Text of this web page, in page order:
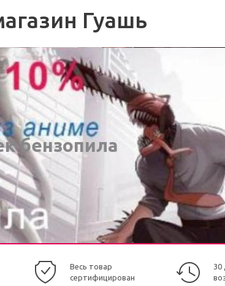
Гуашь
бензопила
Весь товар
сертифицирован
30